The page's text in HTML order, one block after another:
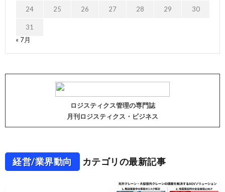
24 25 26 27 28 29 30
31
« 7月
ロジスティクス管理の専門誌
月刊ロジスティクス・ビジネス
経営/業界動向 カテゴリの最新記事